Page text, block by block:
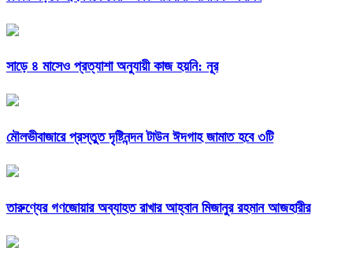
সাড়ে ৪ মাসেও প্রত্যাশা অনুযায়ী কাজ হয়নি: নূর
মৌলভীবাজারে প্রস্তুত দৃষ্টিনন্দন টাউন ঈদগাহ জামাত হবে ৩টি
তারুণ্যের গণজোয়ার অব্যাহত রাখার আহ্বান মিজানুর রহমান আজহারীর